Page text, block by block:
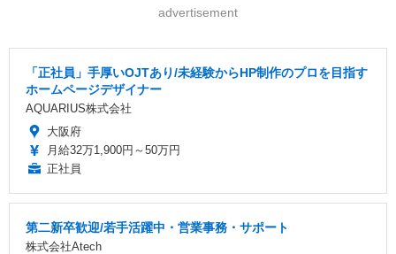
advertisement
「正社員」手厚いOJTあり/未経験からHP制作のプロを目指す
ホームページデザイナー
AQUARIUS株式会社
大阪府
月給32万1,900円～50万円
正社員
第二新卒歓迎/若手活躍中・営業事務・サポート
株式会社Atech